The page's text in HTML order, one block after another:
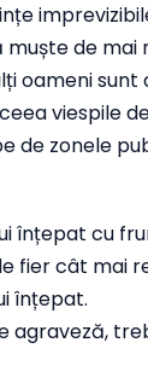
de mai
oameni sunt
viespile
de zonele
înțepat cu
fier cât mai
înțepat.
agraveză,